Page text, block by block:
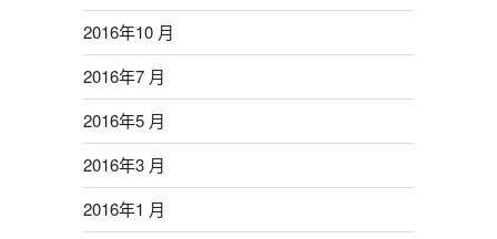
2016年10 月
2016年7 月
2016年5 月
2016年3 月
2016年1 月